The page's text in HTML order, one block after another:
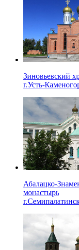
Зиновьевский
г.Усть-
Абалацко-
монастырь